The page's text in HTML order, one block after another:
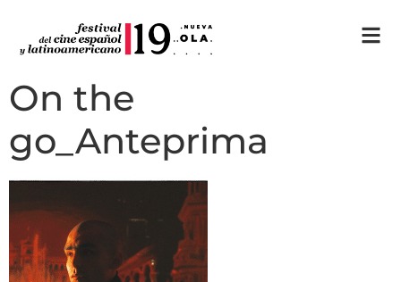
On the
go_Anteprima